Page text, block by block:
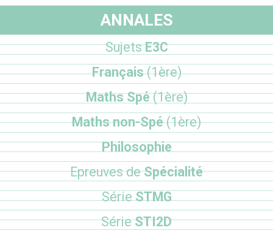
ANNALES
SujetsE3C
Français(1ère)
Maths Spé(1ère)
Maths non-Spé(1ère)
Philosophie
Epreuves deSpécialité
SérieSTMG
SérieSTI2D